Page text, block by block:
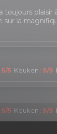
toujours plaisir
sur la
5/5 Keuken : 5/5
5/5 Keuken : 5/5